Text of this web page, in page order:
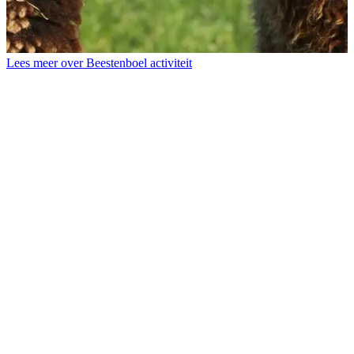
Lees meer over Beestenboel activiteit